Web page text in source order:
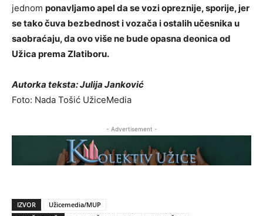
jednom ponavljamo apel da se vozi opreznije, sporije, jer
se tako čuva bezbednost i vozača i ostalih učesnika u
saobraćaju, da ovo više ne budeopasna deonica od
Užica prema Zlatiboru.
Autorka teksta: Julija Janković
Foto: Nada Tošić UžiceMedia
- Advertisement -
IZVOR
Užicemedia/MUP